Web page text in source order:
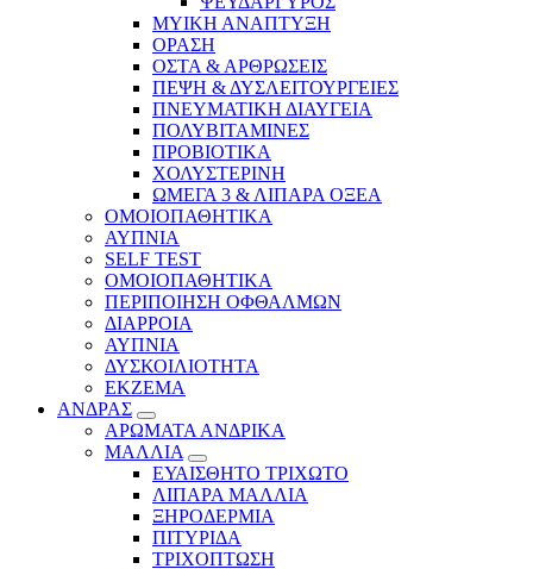
ΜΥΙΚΗ ΑΝΑΠΤΥΞΗ
ΟΡΑΣΗ
ΟΣΤΑ & ΑΡΘΡΩΣΕΙΣ
ΠΕΨΗ & ΔΥΣΛΕΙΤΟΥΡΓΕΙΕΣ
ΠΝΕΥΜΑΤΙΚΗ ΔΙΑΥΓΕΙΑ
ΠΟΛΥΒΙΤΑΜΙΝΕΣ
ΠΡΟΒΙΟΤΙΚΑ
ΧΟΛΥΣΤΕΡΙΝΗ
ΩΜΕΓΑ 3 & ΛΙΠΑΡΑ ΟΞΕΑ
ΟΜΟΙΟΠΑΘΗΤΙΚΑ
ΑΥΠΝΙΑ
SELF TEST
ΟΜΟΙΟΠΑΘΗΤΙΚΑ
ΠΕΡΙΠΟΙΗΣΗ ΟΦΘΑΛΜΩΝ
ΔΙΑΡΡΟΙΑ
ΑΥΠΝΙΑ
ΔΥΣΚΟΙΛΙΟΤΗΤΑ
ΕΚΖΕΜΑ
ΑΝΔΡΑΣ
ΑΡΩΜΑΤΑ ΑΝΔΡΙΚΑ
ΜΑΛΛΙΑ
ΕΥΑΙΣΘΗΤΟ ΤΡΙΧΩΤΟ
ΛΙΠΑΡΑ ΜΑΛΛΙΑ
ΞΗΡΟΔΕΡΜΙΑ
ΠΙΤΥΡΙΔΑ
ΤΡΙΧΟΠΤΩΣΗ